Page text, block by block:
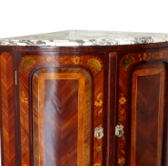
buffet d'angle
Louis XV Transition en
marqueterie fleurie - XVIIIe